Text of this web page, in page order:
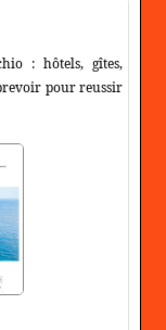
: hôtels, gîtes,
pour reussir